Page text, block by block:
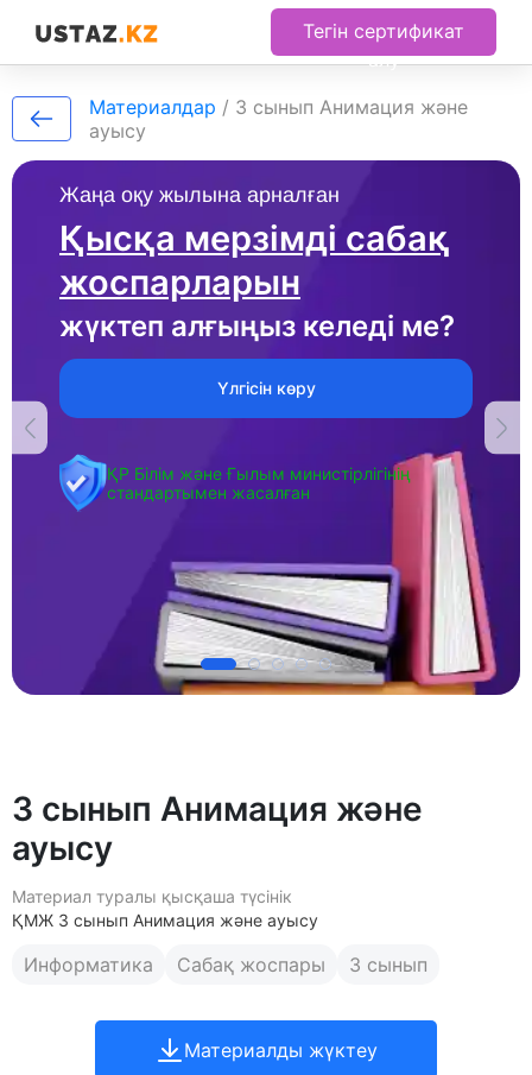
Тегін сертификат
алу
Жаңа оқу жылына арналған
Қысқа мерзімді сабақ
жоспарларын
жүктеп алғыңыз келеді ме?
Үлгісін көру
ҚР Білім және Ғылым министірлігінің
стандартымен жасалған
Материалдар / 3 сынып Анимация және
ауысу
3 сынып Анимация және
ауысу
Материал туралы қысқаша түсінік
ҚМЖ 3 сынып Анимация және ауысу
Информатика Сабақ жоспары 3 сынып
Материалды жүктеу